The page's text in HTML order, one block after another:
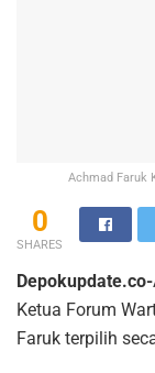
Achmad Faruk
0
SHARES
Depokupdate.co-
Ketua Forum
Faruk terpilih